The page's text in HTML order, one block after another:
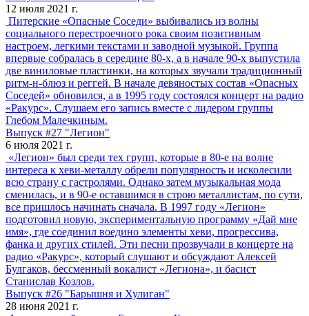
12 июля 2021 г.
Питерские «Опасные Соседи» выбивались из волны
социального перестроечного рока своим позитивным
настроем, легкими текстами и заводной музыкой. Группа
впервые собралась в середине 80-х, а в начале 90-х выпустила
две виниловые пластинки, на которых звучали традиционный
ритм-н-блюз и реггей. В начале девяностых состав «Опасных
Соседей» обновился, а в 1995 году состоялся концерт на радио
«Ракурс». Слушаем его запись вместе с лидером группы
Глебом Малечкиным.
Выпуск #27 "Легион"
6 июля 2021 г.
«Легион» был среди тех групп, которые в 80-е на волне
интереса к хеви-металлу обрели популярность и исколесили
всю страну с гастролями. Однако затем музыкальная мода
сменилась, и в 90-е оставшимся в строю металлистам, по сути,
все пришлось начинать сначала. В 1997 году «Легион»
подготовил новую, экспериментальную программу «Дай мне
имя», где соединил воедино элементы хеви, прогрессива,
фанка и других стилей. Эти песни прозвучали в концерте на
радио «Ракурс», который слушают и обсуждают Алексей
Булгаков, бессменный вокалист «Легиона», и басист
Станислав Козлов.
Выпуск #26 "Барышня и Хулиган"
28 июня 2021 г.